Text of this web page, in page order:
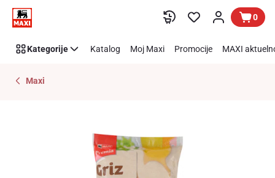
Preskoči link 0
Kategorije Katalog Moj Maxi Promocije MAXI
Maxi